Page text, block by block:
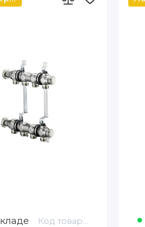
Код товара: 1407158